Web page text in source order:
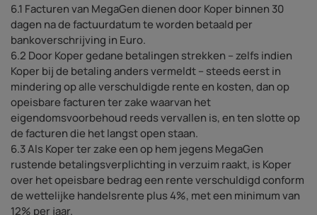
6.1 Facturen van MegaGen dienen door Koper binnen 30
dagen na de factuurdatum te worden betaald per
bankoverschrijving in Euro.
6.2 Door Koper gedane betalingen strekken – zelfs indien
Koper bij de betaling anders vermeldt – steeds eerst in
mindering op alle verschuldigde rente en kosten, dan op
opeisbare facturen ter zake waarvan het
eigendomsvoorbehoud reeds vervallen is, en ten slotte op
de facturen die het langst open staan.
6.3 Als Koper ter zake een op hem jegens MegaGen
rustende betalingsverplichting in verzuim raakt, is Koper
over het opeisbare bedrag een rente verschuldigd conform
de wettelijke handelsrente plus 4%, met een minimum van
12% per jaar.